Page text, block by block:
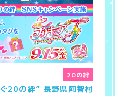
20の絆
20の絆” 長野県阿智村